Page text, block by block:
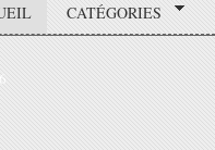
CATÉGORIES